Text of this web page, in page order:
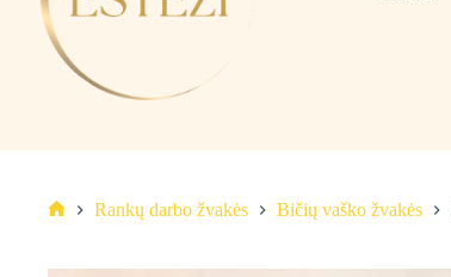
Rankų darbo žvakės Bičių vaško žvakės